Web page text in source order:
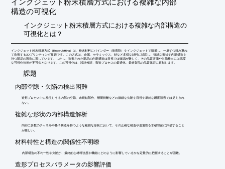
構造の可視化
インクジェット粉末積層方式における複雑な内部構造の
可視化とは？
インクジェット粉末積層方式（Binder Jetting）は、粉末材料にバインダー（接着剤）をインクジェットで噴射し、一層ずつ積み重ね
て造形する3Dプリンティング技術です。この方式は、金属、セラミックス、砂など多様な材料に対応し、複雑な形状や内部構造を
持つ部品の製造に適しています。しかし、造形された部品の内部構造は目視では確認が難しく、その品質評価や欠陥検出には高度
な可視化技術が不可欠となります。この可視化は、設計検証、製造プロセスの最適化、最終製品の品質保証に貢献します。
​課題
内部空隙・欠陥の検出困難
造形プロセス中に発生しうる内部の空隙、未焼結部分、層間剥離などの微細な欠陥を目視や単純な断面観察では捉えきれ
ない。
複雑な形状の内部構造解析
内部に多数のチャネルや格子構造を持つような複雑な形状において、その正確な構造や連通性を非破壊的に評価すること
が難しい。
材料特性と構造の関係性不明瞭
内部構造の不均一性や欠陥が、最終的な材料強度や機能にどのように影響しているかを定量的に把握することが困難。
造形プロセスパラメータの影響評価